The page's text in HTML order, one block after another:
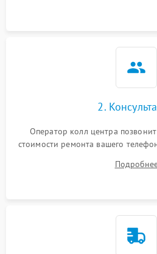
2.
Оператор колл центра
стоимости ремонта вашего